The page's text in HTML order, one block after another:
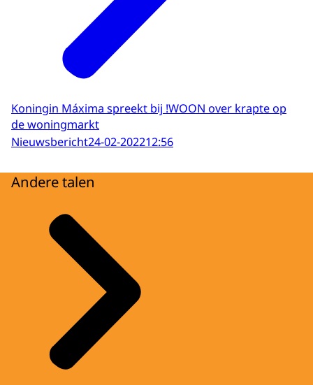
Koningin Máxima spreekt bij !WOON over krapte op
de woningmarkt
Nieuwsbericht24-02-202212:56
Andere talen